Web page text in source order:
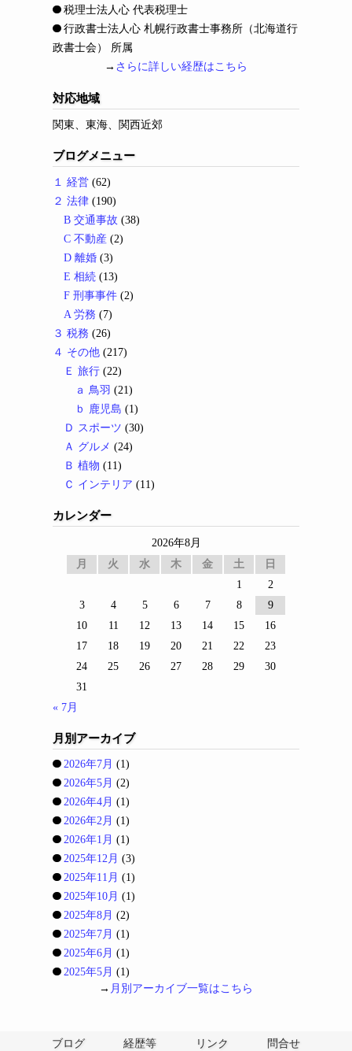
税理士法人心 代表税理士
行政書士法人心 札幌行政書士事務所（北海道行
政書士会） 所属
→ さらに詳しい経歴はこちら
対応地域
関東、東海、関西近郊
ブログメニュー
１ 経営 (62)
２ 法律 (190)
B 交通事故 (38)
C 不動産 (2)
D 離婚 (3)
E 相続 (13)
F 刑事事件 (2)
A 労務 (7)
３ 税務 (26)
４ その他 (217)
Ｅ 旅行 (22)
ａ 鳥羽 (21)
ｂ 鹿児島 (1)
Ｄ スポーツ (30)
Ａ グルメ (24)
Ｂ 植物 (11)
Ｃ インテリア (11)
カレンダー
2026年8月
月
火 水 木 金 土
日
1
2
3
4 5 6 7 8
9
10
11 12 13 14 15
16
17
18 19 20 21 22
23
24
25 26 27 28 29
30
31
« 7月
月別アーカイブ
2026年7月 (1)
2026年5月 (2)
2026年4月 (1)
2026年2月 (1)
2026年1月 (1)
2025年12月 (3)
2025年11月 (1)
2025年10月 (1)
2025年8月 (2)
2025年7月 (1)
2025年6月 (1)
2025年5月 (1)
→ 月別アーカイブ一覧はこちら
ブログ 経歴等 リンク 問合せ